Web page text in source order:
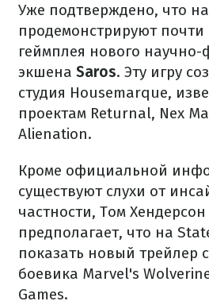
Уже подтверждено, что
продемонстрируют почти
геймплея нового научно-
экшена Saros. Эту игру
студия Housemarque,
проектам Returnal, Nex
Alienation.
Кроме официальной
существуют слухи от
частности, Том Хендерсон
предполагает, что на
показать новый трейлер
боевика Marvel's
Games.